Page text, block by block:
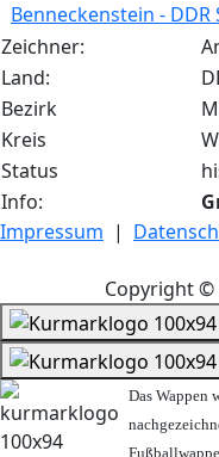
Benneckenstein -
Zeichner:
Land:
Bezirk
Kreis
Status
Info:
Impressum |
Copyright ©
Das Wappen